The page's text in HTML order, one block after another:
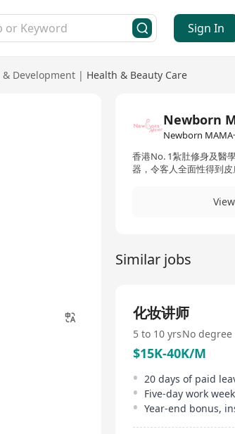
Sign In
Development | Health & Beauty Care
Newborn
Newborn
香港No. 1紮肚修身及醫
器，令客人全面性得到
Similar jobs
化妆讲师
5 to 10 yrsNo
$15K-40K/M
Year-end bonus,